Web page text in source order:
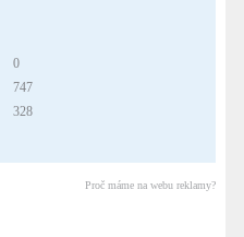
0
747
328
Proč máme na webu reklamy?